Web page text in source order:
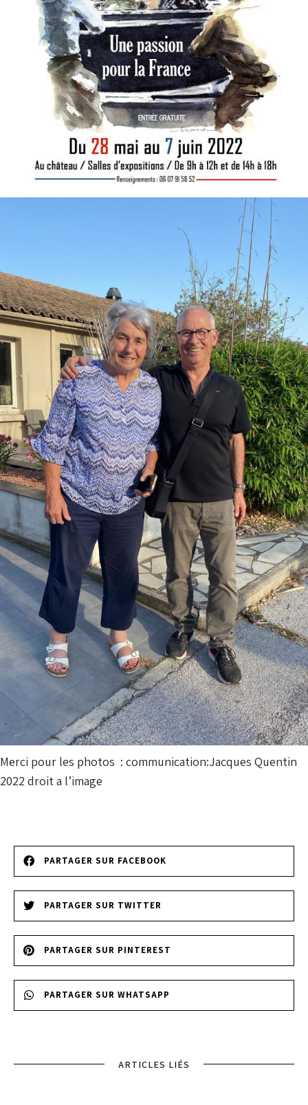
Merci pour les photos : communication:Jacques Quentin
2022 droit a l’image
PARTAGER SUR FACEBOOK
PARTAGER SUR TWITTER
PARTAGER SUR PINTEREST
PARTAGER SUR WHATSAPP
ARTICLES LIÉS